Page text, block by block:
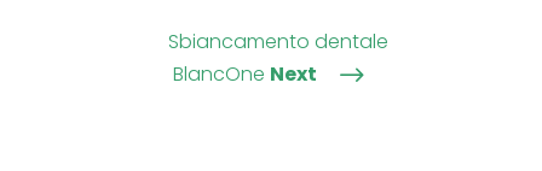
Sbiancamento dentale
BlancOne Next $